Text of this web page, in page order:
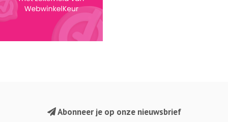
Abonneer je op onze nieuwsbrief